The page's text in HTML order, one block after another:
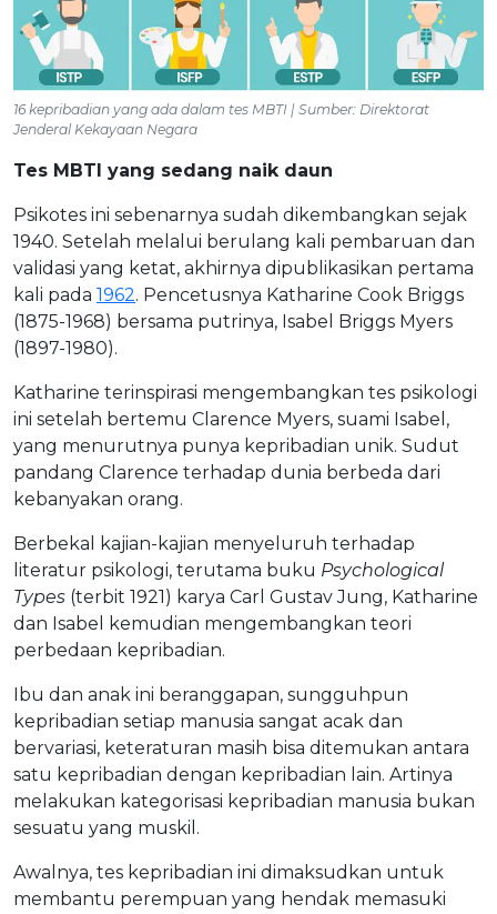
16 kepribadian yang ada dalam tes MBTI | Sumber: Direktorat
Jenderal Kekayaan Negara
Tes MBTI yang sedang naik daun
Psikotes ini sebenarnya sudah dikembangkan sejak
1940. Setelah melalui berulang kali pembaruan dan
validasi yang ketat, akhirnya dipublikasikan pertama
kali pada 1962. Pencetusnya Katharine Cook Briggs
(1875-1968) bersama putrinya, Isabel Briggs Myers
(1897-1980).
Katharine terinspirasi mengembangkan tes psikologi
ini setelah bertemu Clarence Myers, suami Isabel,
yang menurutnya punya kepribadian unik. Sudut
pandang Clarence terhadap dunia berbeda dari
kebanyakan orang.
Berbekal kajian-kajian menyeluruh terhadap
literatur psikologi, terutama buku Psychological
Types (terbit 1921) karya Carl Gustav Jung, Katharine
dan Isabel kemudian mengembangkan teori
perbedaan kepribadian.
Ibu dan anak ini beranggapan, sungguhpun
kepribadian setiap manusia sangat acak dan
bervariasi, keteraturan masih bisa ditemukan antara
satu kepribadian dengan kepribadian lain. Artinya
melakukan kategorisasi kepribadian manusia bukan
sesuatu yang muskil.
Awalnya, tes kepribadian ini dimaksudkan untuk
membantu perempuan yang hendak memasuki